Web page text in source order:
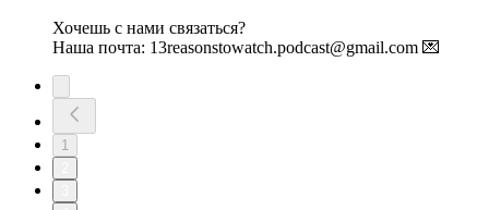
Хочешь с нами связаться?
Наша почта: 13reasonstowatch.podcast@gmail.com 💌
1